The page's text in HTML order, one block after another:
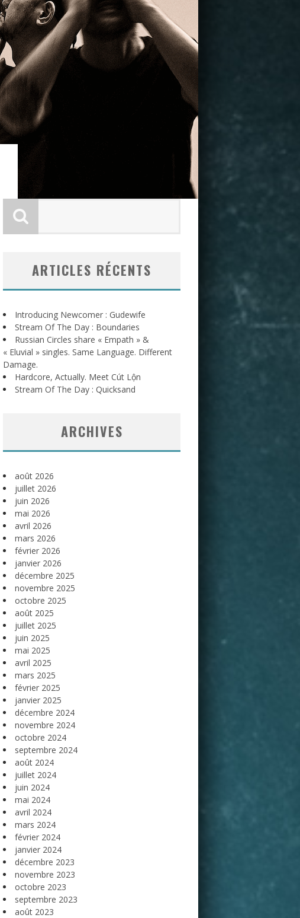
ARTICLES RÉCENTS
Introducing Newcomer : Gudewife
Stream Of The Day : Boundaries
Russian Circles share « Empath » &
« Eluvial » singles. Same Language. Different
Damage.
Hardcore, Actually. Meet Cút Lộn
Stream Of The Day : Quicksand
ARCHIVES
août 2026
juillet 2026
juin 2026
mai 2026
avril 2026
mars 2026
février 2026
janvier 2026
décembre 2025
novembre 2025
octobre 2025
août 2025
juillet 2025
juin 2025
mai 2025
avril 2025
mars 2025
février 2025
janvier 2025
décembre 2024
novembre 2024
octobre 2024
septembre 2024
août 2024
juillet 2024
juin 2024
mai 2024
avril 2024
mars 2024
février 2024
janvier 2024
décembre 2023
novembre 2023
octobre 2023
septembre 2023
août 2023